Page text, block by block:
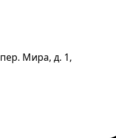
пер. Мира, д. 1,